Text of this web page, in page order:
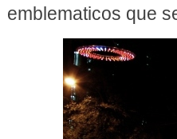
emblematicos que